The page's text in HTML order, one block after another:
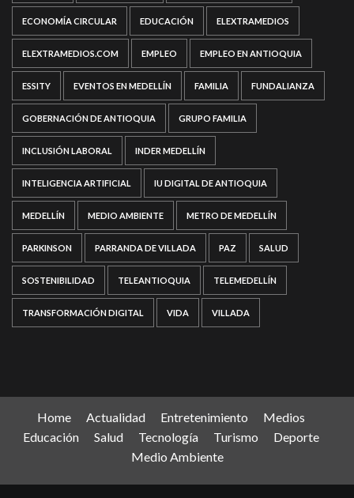
ECONOMÍA CIRCULAR EDUCACIÓN ELEXTRAMEDIOS
ELEXTRAMEDIOS.COM EMPLEO EMPLEO EN ANTIOQUIA
ESSITY EVENTOS EN MEDELLÍN FAMILIA FUNDALIANZA
GOBERNACIÓN DE ANTIOQUIA GRUPO FAMILIA
INCLUSIÓN LABORAL INDER MEDELLÍN
INTELIGENCIA ARTIFICIAL IU DIGITAL DE ANTIOQUIA
MEDELLÍN MEDIO AMBIENTE METRO DE MEDELLÍN
PARKINSON PARRANDA DE VILLADA PAZ SALUD
SOSTENIBILIDAD TELEANTIOQUIA TELEMEDELLÍN
TRANSFORMACIÓN DIGITAL VIDA VILLADA
Home Actualidad Entretenimiento
Medios
Educación
Salud Tecnología Turismo
Deporte
Medio Ambiente